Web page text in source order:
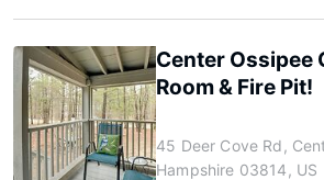
Center Ossipee
Room & Fire Pit!
45 Deer Cove Rd,
Hampshire 03814, US